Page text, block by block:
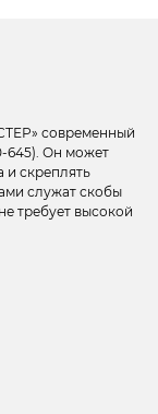
современный
645). Он может
и скреплять
служат скобы
требует высокой